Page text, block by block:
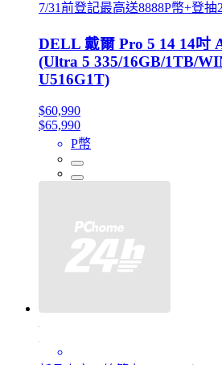
7/31前登記最高送8888P幣+登抽
DELL 戴爾 Pro 5 14 14吋
(Ultra 5 335/16GB/1TB/
U516G1T)
$60,990
$65,990
P幣